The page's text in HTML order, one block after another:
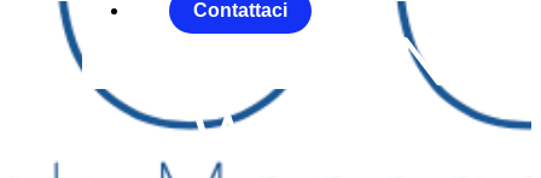
Contattaci
INFLATION
WAR